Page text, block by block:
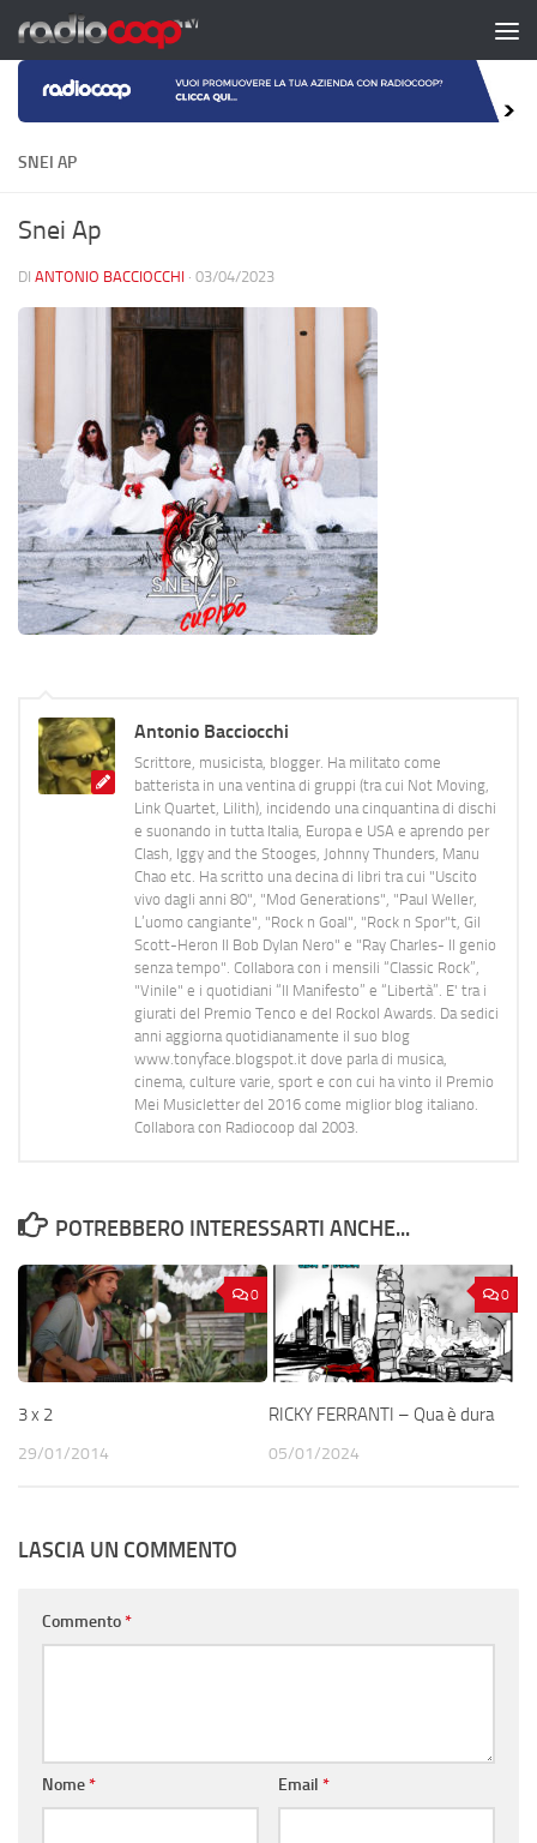
Salta al contenuto
SNEI AP
Snei Ap
DI ANTONIO BACCIOCCHI · 03/04/2023
Antonio Bacciocchi
Scrittore, musicista, blogger. Ha militato come
batterista in una ventina di gruppi (tra cui Not Moving,
Link Quartet, Lilith), incidendo una cinquantina di dischi
e suonando in tutta Italia, Europa e USA e aprendo per
Clash, Iggy and the Stooges, Johnny Thunders, Manu
Chao etc. Ha scritto una decina di libri tra cui "Uscito
vivo dagli anni 80", "Mod Generations", "Paul Weller,
L’uomo cangiante", "Rock n Goal", "Rock n Spor"t, Gil
Scott-Heron Il Bob Dylan Nero" e "Ray Charles- Il genio
senza tempo". Collabora con i mensili “Classic Rock”,
"Vinile" e i quotidiani “Il Manifesto” e “Libertà”. E' tra i
giurati del Premio Tenco e del Rockol Awards. Da sedici
anni aggiorna quotidianamente il suo blog
www.tonyface.blogspot.it dove parla di musica,
cinema, culture varie, sport e con cui ha vinto il Premio
Mei Musicletter del 2016 come miglior blog italiano.
Collabora con Radiocoop dal 2003.
POTREBBERO INTERESSARTI ANCHE...
0
3 x 2
29/01/2014
0
RICKY FERRANTI – Qua è dura
05/01/2024
LASCIA UN COMMENTO
Commento*
Nome* Email *